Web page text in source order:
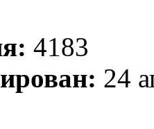
4183
24